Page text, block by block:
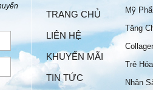
TRANG CHỦ
LIÊN HỆ
KHUYẾN MÃI
TIN TỨC
Mỹ
Tăng
Trẻ
Nhân